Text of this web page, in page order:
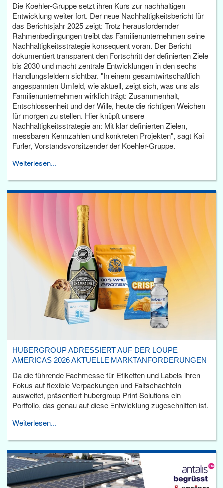
Die Koehler-Gruppe setzt ihren Kurs zur nachhaltigen
Entwicklung weiter fort. Der neue Nachhaltigkeitsbericht für
das Berichtsjahr 2025 zeigt: Trotz herausfordernder
Rahmenbedingungen treibt das Familienunternehmen seine
Nachhaltigkeitsstrategie konsequent voran. Der Bericht
dokumentiert transparent den Fortschritt der definierten Ziele
bis 2030 und macht zentrale Entwicklungen in den sechs
Handlungsfeldern sichtbar. "In einem gesamtwirtschaftlich
angespannten Umfeld, wie aktuell, zeigt sich, was uns als
Familienunternehmen wirklich trägt: Zusammenhalt,
Entschlossenheit und der Wille, heute die richtigen Weichen
für morgen zu stellen. Hier knüpft unsere
Nachhaltigkeitsstrategie an: Mit klar definierten Zielen,
messbaren Kennzahlen und konkreten Projekten", sagt Kai
Furler, Vorstandsvorsitzender der Koehler-Gruppe.
Weiterlesen...
HUBERGROUP ADRESSIERT AUF DER LOUPE
AMERICAS 2026 AKTUELLE MARKTANFORDERUNGEN
Da die führende Fachmesse für Etiketten und Labels ihren
Fokus auf flexible Verpackungen und Faltschachteln
ausweitet, präsentiert hubergroup Print Solutions ein
Portfolio, das genau auf diese Entwicklung zugeschnitten ist.
Weiterlesen...